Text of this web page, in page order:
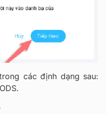
các định dạng sau: